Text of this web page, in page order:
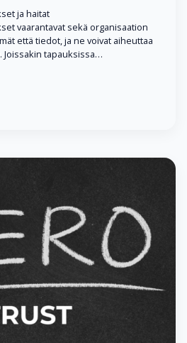
ja haitat
vaarantavat sekä organisaation
että tiedot, ja ne voivat aiheuttaa
tapauksissa…